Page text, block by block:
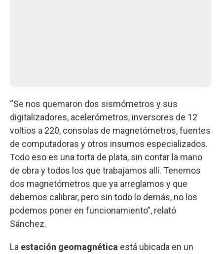
“Se nos quemaron dos sismómetros y sus
digitalizadores, acelerómetros, inversores de 12
voltios a 220, consolas de magnetómetros, fuentes
de computadoras y otros insumos especializados.
Todo eso es una torta de plata, sin contar la mano
de obra y todos los que trabajamos allí. Tenemos
dos magnetómetros que ya arreglamos y que
debemos calibrar, pero sin todo lo demás, no los
podemos poner en funcionamiento”, relató
Sánchez.
La estación geomagnética está ubicada en un